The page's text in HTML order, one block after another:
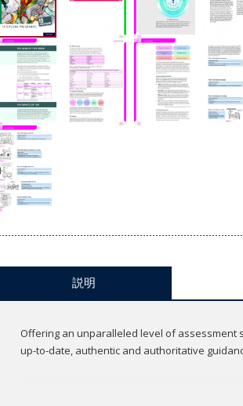
説明
Offering an unparalleled level of assessment
up-to-date, authentic and authoritative